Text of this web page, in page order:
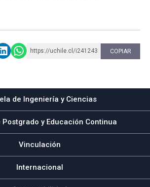
https://uchile.cl/i241243 COPIAR
de Ingeniería y Ciencias
Postgrado y Educación Continua
Vinculación
Internacional